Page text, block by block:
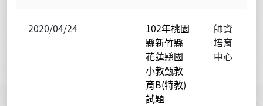
2020/04/24
102年桃園
縣新竹縣
花蓮縣國
小教甄教
育B(特教)
試題
師資
培育
中心